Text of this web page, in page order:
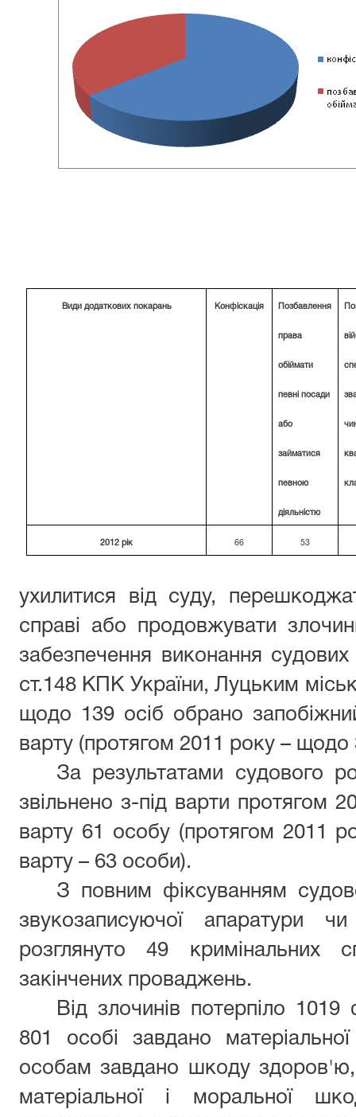
Види додаткових покарань Конфіскація Позбавлення
права
обіймати
певні посади
або
займатися
певною
діяльністю
2012 рік 66 53
ухилитися від суду,
справі або продовжувати
забезпечення виконання
ст.148 КПК України, Луцьким
щодо 139 осіб обрано
варту (протягом 2011 року – щодо
За результатами судового
звільнено з-під варти протягом
варту 61 особу (протягом 2011
варту – 63 особи).
З повним фіксуванням
звукозаписуючої апаратури
розглянуто 49
закінчених проваджень.
Від злочинів потерпіло
801 особі завдано
особам завдано шкоду
матеріальної і моральної